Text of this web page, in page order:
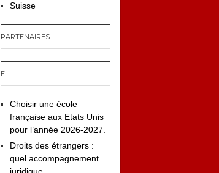
Suisse
PARTENAIRES
F
Choisir une école
française aux Etats Unis
pour l’année 2026-2027.
Droits des étrangers :
quel accompagnement